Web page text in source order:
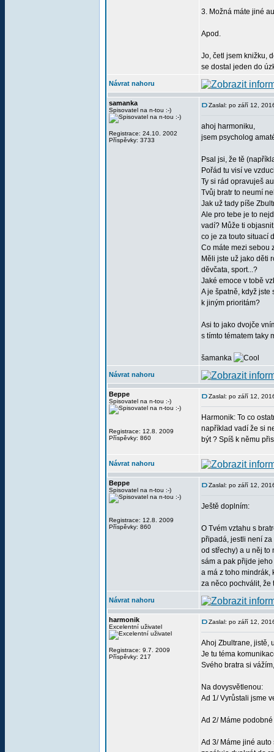
3. Možná máte jiné
Apod.
Jo, četl jsem knižku,
se dostal jeden do
Návrat nahoru
samanka
Spisovatel na n-tou :-)
Registrace: 24.10. 2002
Příspěvky: 3733
Zaslal: po září 12,
ahoj harmoniku,
jsem psycholog
Psal jsi, že tě
Pořád tu visí ve
Ty si rád opravuješ
Tvůj bratr to neumí
Jak už tady píše
Ale pro tebe je to
vadí? Může ti
co je za touto situací
Co máte mezi sebou
Měli jste už jako děti
děvčata, sport...?
Jaké emoce v tobě
A je špatně, když
k jiným prioritám?
Asi to jako dvojče
s tímto tématem taky
šamanka
Návrat nahoru
Beppe
Spisovatel na n-tou :-)
Registrace: 12.8. 2009
Příspěvky: 860
Zaslal: po září 12,
Harmonik: To co
například vadí že si
být ? Spíš k němu
Návrat nahoru
Beppe
Spisovatel na n-tou :-)
Registrace: 12.8. 2009
Příspěvky: 860
Zaslal: po září 12,
Ještě doplním:
O Tvém vztahu s
připadá, jestli není za
od střechy) a u něj to
sám a pak přijde
a má z toho mindrák,
za něco pochválit, že
Návrat nahoru
harmonik
Excelentní uživatel
Registrace: 9.7. 2009
Příspěvky: 217
Zaslal: po září 12,
Ahoj Zbultrane, jistě,
Je tu téma
Svého bratra si
Na dovysvětlenou:
Ad 1/ Vyrůstali jsme
Ad 2/ Máme
Ad 3/ Máme jiné